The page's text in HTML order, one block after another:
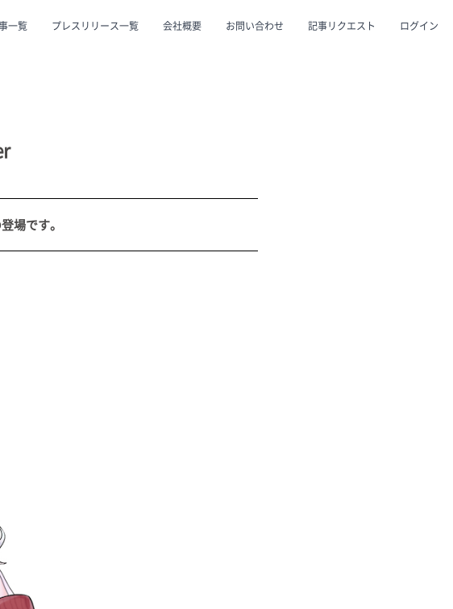
一覧 プレスリリース一覧 会社概要 お問い合わせ 記事リクエスト ログイン
ープ
場です。